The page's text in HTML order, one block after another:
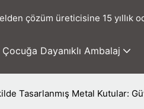
çözüm üreticisine 15 yıllık
Çocuğa Dayanıklı Ambalaj
Tasarlanmış Metal Kutular: